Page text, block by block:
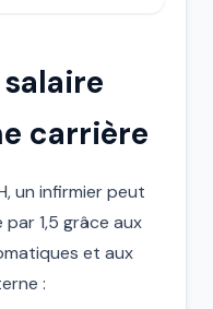
carrière
un infirmier peut
1,5 grâce aux
et aux
: